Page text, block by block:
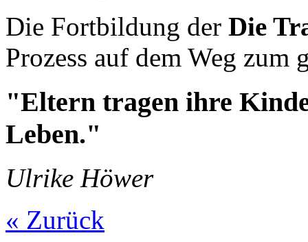
Die Fortbildung der Die
Prozess auf dem Weg zum
"Eltern tragen ihre
Leben."
Ulrike Höwer
« Zurück